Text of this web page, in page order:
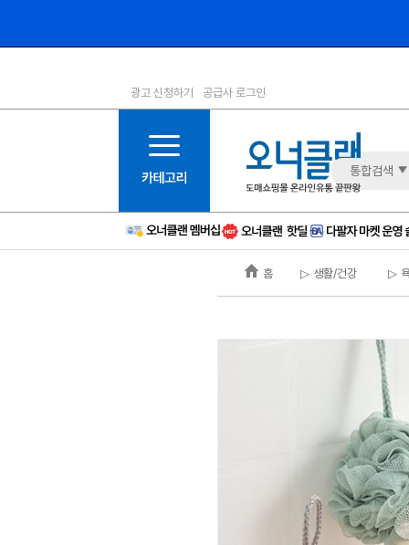
1등급
6등급
11등급
12등급
15등급
16등급
광고 신청하기 공급사 로그인
통합검색
홈 ▷ 생활/건강 ▷